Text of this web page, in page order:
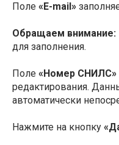
Поле «E-mail»
Обращаем внимание:
для заполнения.
Поле «Номер СНИЛС»
редактирования.
автоматически
Нажмите на кнопку